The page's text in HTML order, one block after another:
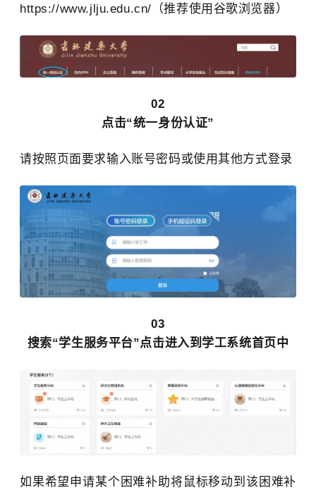
https://www.jlju.edu.cn/（推荐使用谷歌浏览器）
02
点击“统一身份认证”
请按照页面要求输入账号密码或使用其他方式登录
03
搜索“学生服务平台”点击进入到学工系统首页中
如果希望申请某个困难补助将鼠标移动到该困难补